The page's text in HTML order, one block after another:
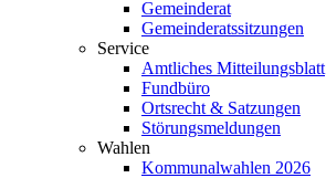
Gemeinderat
Gemeinderatssitzungen
Service
Amtliches Mitteilungsblatt
Fundbüro
Ortsrecht & Satzungen
Störungsmeldungen
Wahlen
Kommunalwahlen 2026